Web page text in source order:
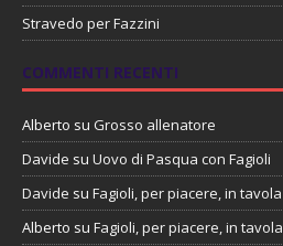
Stravedo per Fazzini
COMMENTI RECENTI
Alberto su Grosso allenatore
Davide su Uovo di Pasqua con Fagioli
Davide su Fagioli, per piacere, in tavola
Alberto su Fagioli, per piacere, in tavola